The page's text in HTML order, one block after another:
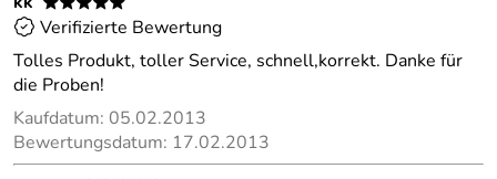
Verifizierte Bewertung
Tolles Produkt, toller Service, schnell,korrekt. Danke für
die Proben!
Kaufdatum: 05.02.2013
Bewertungsdatum: 17.02.2013